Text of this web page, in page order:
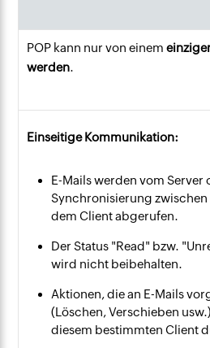
POP kann nur von einem
werden.
Einseitige Kommunikation:
E-Mails werden vom Server
Synchronisierung zwischen
dem Client abgerufen.
Der Status "Read" bzw.
wird nicht beibehalten.
Aktionen, die an E-Mails
(Löschen, Verschieben
diesem bestimmten Client